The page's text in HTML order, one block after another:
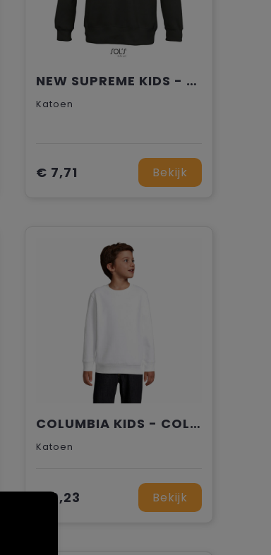
NEW SUPREME KIDS - NEWSUPREME sweat Kind 280g
Katoen
€ 7,71 Bekijk
COLUMBIA KIDS - COLUMBIA KIDS Trui
Katoen
€ 9,23 Bekijk